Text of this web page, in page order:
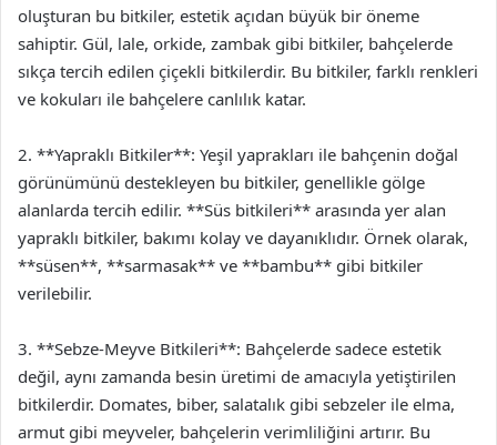
oluşturan bu bitkiler, estetik açıdan büyük bir öneme
sahiptir. Gül, lale, orkide, zambak gibi bitkiler, bahçelerde
sıkça tercih edilen çiçekli bitkilerdir. Bu bitkiler, farklı renkleri
ve kokuları ile bahçelere canlılık katar.
2. **Yapraklı Bitkiler**: Yeşil yaprakları ile bahçenin doğal
görünümünü destekleyen bu bitkiler, genellikle gölge
alanlarda tercih edilir. **Süs bitkileri** arasında yer alan
yapraklı bitkiler, bakımı kolay ve dayanıklıdır. Örnek olarak,
**süsen**, **sarmasak** ve **bambu** gibi bitkiler
verilebilir.
3. **Sebze-Meyve Bitkileri**: Bahçelerde sadece estetik
değil, aynı zamanda besin üretimi de amacıyla yetiştirilen
bitkilerdir. Domates, biber, salatalık gibi sebzeler ile elma,
armut gibi meyveler, bahçelerin verimliliğini artırır. Bu